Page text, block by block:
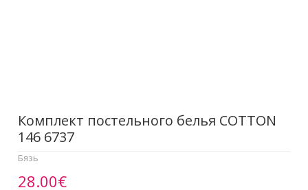
Комплект постельного белья COTTON
146 6737
Бязь
28.00€